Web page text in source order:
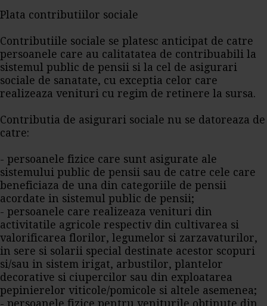
Plata contributiilor sociale
Contributiile sociale se platesc anticipat de catre
persoanele care au calitatatea de contribuabili la
sistemul public de pensii si la cel de asigurari
sociale de sanatate, cu exceptia celor care
realizeaza venituri cu regim de retinere la sursa.
Contributia de asigurari sociale nu se datoreaza de
catre:
- persoanele fizice care sunt asigurate ale
sistemului public de pensii sau de catre cele care
beneficiaza de una din categoriile de pensii
acordate in sistemul public de pensii;
- persoanele care realizeaza venituri din
activitatile agricole respectiv din cultivarea si
valorificarea florilor, legumelor si zarzavaturilor,
in sere si solarii special destinate acestor scopuri
si/sau in sistem irigat, arbustilor, plantelor
decorative si ciupercilor sau din exploatarea
pepinierelor viticole/pomicole si altele asemenea;
- persoanele fizice pentru veniturile obtinute din